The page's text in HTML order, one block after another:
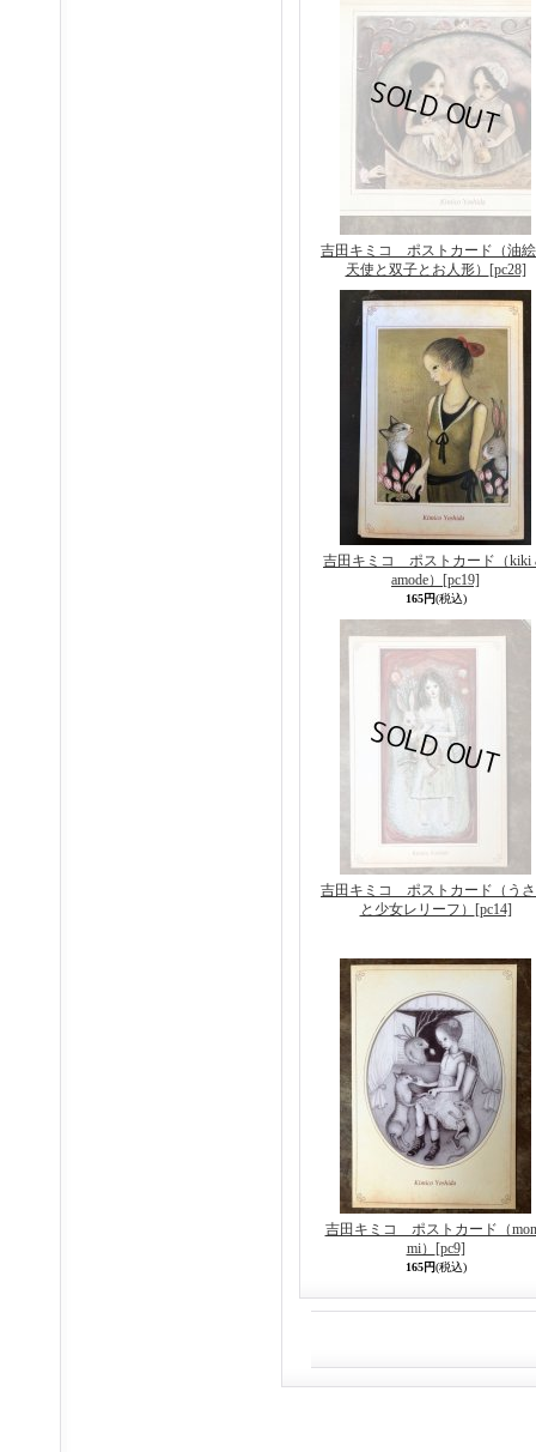
吉田キミコ ポストカード（油
天使と双子とお人形） [pc28]
吉田キミコ ポストカード（kiki
amode） [pc19]
165円(税込)
吉田キミコ ポストカード（う
と少女レリーフ） [pc14]
吉田キミコ ポストカード（
mi） [pc9]
165円(税込)